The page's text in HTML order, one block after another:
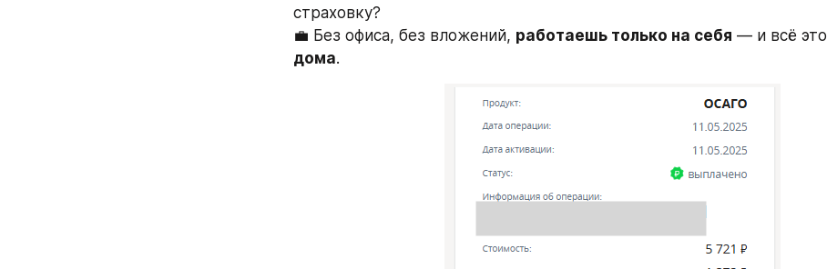
страховку?
💼 Без офиса, без вложений, работаешь только на себя — и всё это
дома.